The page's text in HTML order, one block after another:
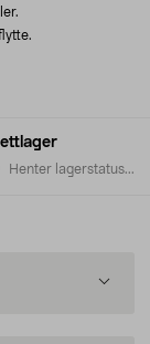
Henter lagerstatus...